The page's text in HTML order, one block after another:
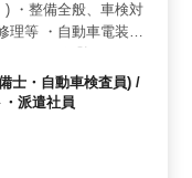
・整備全般、車検対
理等 ・自動車電装品
層歓迎（50代の技
格ある方優遇☆
士・自動車検査員) /
派遣社員